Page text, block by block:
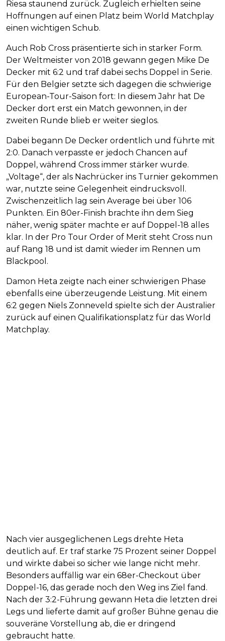
Riesa staunend zurück. Zugleich erhielten seine
Hoffnungen auf einen Platz beim World Matchplay
einen wichtigen Schub.
Auch Rob Cross präsentierte sich in starker Form.
Der Weltmeister von 2018 gewann gegen Mike De
Decker mit 6:2 und traf dabei sechs Doppel in Serie.
Für den Belgier setzte sich dagegen die schwierige
European-Tour-Saison fort: In diesem Jahr hat De
Decker dort erst ein Match gewonnen, in der
zweiten Runde blieb er weiter sieglos.
Dabei begann De Decker ordentlich und führte mit
2:0. Danach verpasste er jedoch Chancen auf
Doppel, während Cross immer stärker wurde.
„Voltage“, der als Nachrücker ins Turnier gekommen
war, nutzte seine Gelegenheit eindrucksvoll.
Zwischenzeitlich lag sein Average bei über 106
Punkten. Ein 80er-Finish brachte ihn dem Sieg
näher, wenig später machte er auf Doppel-18 alles
klar. In der Pro Tour Order of Merit steht Cross nun
auf Rang 18 und ist damit wieder im Rennen um
Blackpool.
Damon Heta zeigte nach einer schwierigen Phase
ebenfalls eine überzeugende Leistung. Mit einem
6:2 gegen Niels Zonneveld spielte sich der Australier
zurück auf einen Qualifikationsplatz für das World
Matchplay.
Nach vier ausgeglichenen Legs drehte Heta
deutlich auf. Er traf starke 75 Prozent seiner Doppel
und wirkte dabei so sicher wie lange nicht mehr.
Besonders auffällig war ein 68er-Checkout über
Doppel-16, das gerade noch den Weg ins Ziel fand.
Nach der 3:2-Führung gewann Heta die letzten drei
Legs und lieferte damit auf großer Bühne genau die
souveräne Vorstellung ab, die er dringend
gebraucht hatte.